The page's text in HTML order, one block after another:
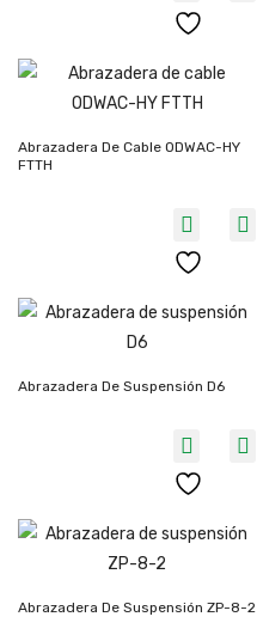
Abrazadera De Cable ODWAC-HY
FTTH
Abrazadera De Suspensión D6
Abrazadera De Suspensión ZP-8-2